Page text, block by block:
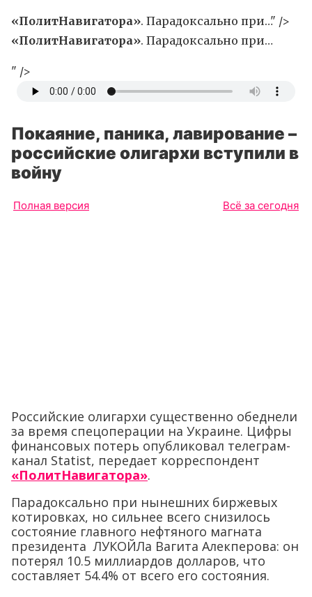
«ПолитНавигатора». Парадоксально при…" />
«ПолитНавигатора». Парадоксально при…
" />
Покаяние, паника, лавирование –
российские олигархи вступили в
войну
Полная версия Всё за сегодня
Российские олигархи существенно обеднели
за время спецоперации на Украине. Цифры
финансовых потерь опубликовал телеграм-
канал Statist, передает корреспондент
«ПолитНавигатора».
Парадоксально при нынешних биржевых
котировках, но сильнее всего снизилось
состояние главного нефтяного магната
президента ЛУКОЙЛа Вагита Алекперова: он
потерял 10.5 миллиардов долларов, что
составляет 54.4% от всего его состояния.